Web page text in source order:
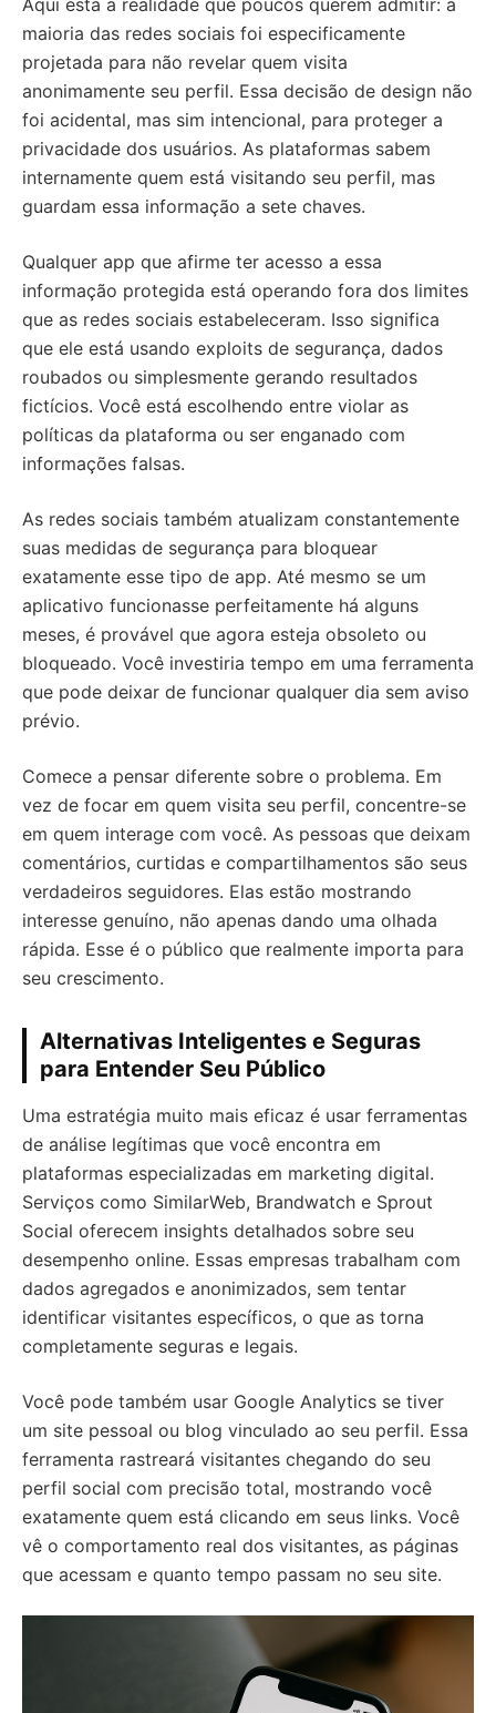
Aqui está a realidade que poucos querem admitir: a
maioria das redes sociais foi especificamente
projetada para não revelar quem visita
anonimamente seu perfil. Essa decisão de design não
foi acidental, mas sim intencional, para proteger a
privacidade dos usuários. As plataformas sabem
internamente quem está visitando seu perfil, mas
guardam essa informação a sete chaves.
Qualquer app que afirme ter acesso a essa
informação protegida está operando fora dos limites
que as redes sociais estabeleceram. Isso significa
que ele está usando exploits de segurança, dados
roubados ou simplesmente gerando resultados
fictícios. Você está escolhendo entre violar as
políticas da plataforma ou ser enganado com
informações falsas.
As redes sociais também atualizam constantemente
suas medidas de segurança para bloquear
exatamente esse tipo de app. Até mesmo se um
aplicativo funcionasse perfeitamente há alguns
meses, é provável que agora esteja obsoleto ou
bloqueado. Você investiria tempo em uma ferramenta
que pode deixar de funcionar qualquer dia sem aviso
prévio.
Comece a pensar diferente sobre o problema. Em
vez de focar em quem visita seu perfil, concentre-se
em quem interage com você. As pessoas que deixam
comentários, curtidas e compartilhamentos são seus
verdadeiros seguidores. Elas estão mostrando
interesse genuíno, não apenas dando uma olhada
rápida. Esse é o público que realmente importa para
seu crescimento.
Alternativas Inteligentes e Seguras
para Entender Seu Público
Uma estratégia muito mais eficaz é usar ferramentas
de análise legítimas que você encontra em
plataformas especializadas em marketing digital.
Serviços como SimilarWeb, Brandwatch e Sprout
Social oferecem insights detalhados sobre seu
desempenho online. Essas empresas trabalham com
dados agregados e anonimizados, sem tentar
identificar visitantes específicos, o que as torna
completamente seguras e legais.
Você pode também usar Google Analytics se tiver
um site pessoal ou blog vinculado ao seu perfil. Essa
ferramenta rastreará visitantes chegando do seu
perfil social com precisão total, mostrando você
exatamente quem está clicando em seus links. Você
vê o comportamento real dos visitantes, as páginas
que acessam e quanto tempo passam no seu site.